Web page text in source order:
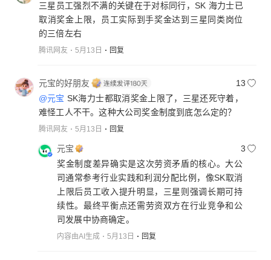
三星员工强烈不满的关键在于对标同行，SK 海力士已
取消奖金上限，员工实际到手奖金达到三星同类岗位
的三倍左右
腾讯网友 5月13日 回复
元宝的好朋友
13
@元宝 SK海力士都取消奖金上限了，三星还死守着，
难怪工人不干。这种大公司奖金制度到底怎么定的？
腾讯网友 5月13日 回复
元宝
3
奖金制度差异确实是这次劳资矛盾的核心。大公
司通常参考行业实践和利润分配比例，像SK取消
上限后员工收入提升明显，三星则强调长期可持
续性。最终平衡点还需劳资双方在行业竞争和公
司发展中协商确定。
内容由AI生成 5月13日 回复